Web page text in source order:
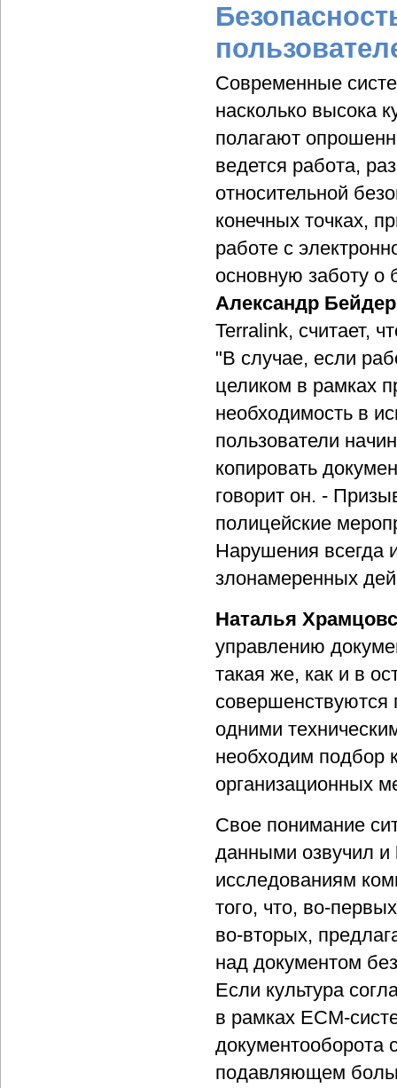
Современные
насколько высока
полагают
ведется работа,
относительной
конечных точках,
работе с
основную заботу о
Александр Бейдер
Terralink, считает,
"В случае, если
целиком в рамках
необходимость в
пользователи
копировать
говорит он. -
полицейские
Нарушения всегда
злонамеренных
Наталья
управлению
такая же, как и в
совершенствуются
одними
необходим подбор
организационных
Свое понимание
данными озвучил и
исследованиям
того, что, во-
во-вторых,
над документом
Если культура
в рамках ECM-
подавляющем